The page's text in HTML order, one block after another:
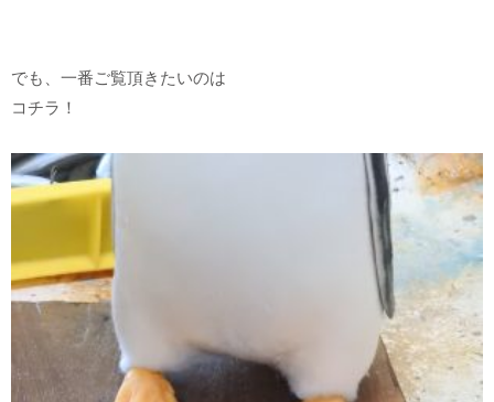
でも、一番ご覧頂きたいのは
コチラ！